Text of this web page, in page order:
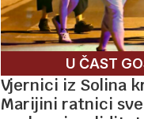
U ČAST
Vjernici iz Solina
Marijini ratnici